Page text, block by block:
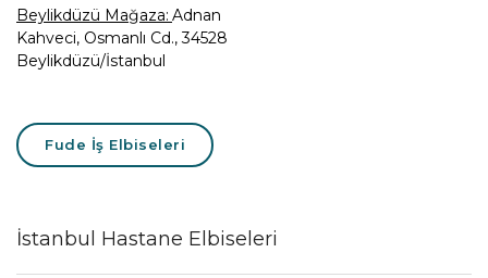
Beylikdüzü Mağaza: Adnan
Kahveci, Osmanlı Cd., 34528
Beylikdüzü/İstanbul
Fude İş Elbiseleri
İstanbul Hastane Elbiseleri